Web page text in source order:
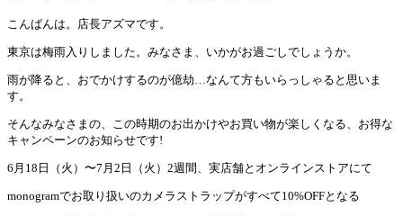
こんばんは。店長アズマです。
東京は梅雨入りしました。みなさま、いかがお過ごしでしょうか。
雨が降ると、おでかけするのが億劫…なんて方もいらっしゃると思いま
す。
そんなみなさまの、この時期のお出かけやお買い物が楽しくなる、お得な
キャンペーンのお知らせです!
6月18日（火）〜7月2日（火）2週間、実店舗とオンラインストアにて
monogramでお取り扱いのカメラストラップがすべて10%OFFとなる